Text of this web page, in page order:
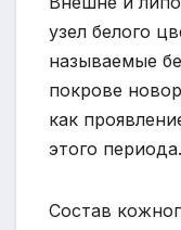
узел белого
называемые
покрове
как
этого периода.
Состав